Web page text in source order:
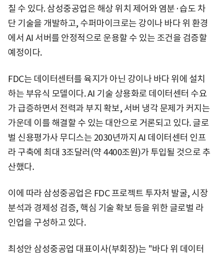
칠 수 있다. 삼성중공업은 해상 위치 제어와 염분·습도 차
단 기술을 개발하고, 수퍼마이크로는 강이나 바다 위 환경
에서 AI 서버를 안정적으로 운용할 수 있는 조건을 검증할
예정이다.
FDC는 데이터센터를 육지가 아닌 강이나 바다 위에 설치
하는 부유식 모델이다. AI 기술 상용화로 데이터센터 수요
가 급증하면서 전력과 부지 확보, 서버 냉각 문제가 커지는
가운데 이를 해결할 수 있는 대안으로 거론되고 있다. 글로
벌 신용평가사 무디스는 2030년까지 AI 데이터센터 인프
라 구축에 최대 3조달러(약 4400조원)가 투입될 것으로 추
산했다.
이에 따라 삼성중공업은 FDC 프로젝트 투자처 발굴, 시장
분석과 경제성 검증, 핵심 기술 확보 등을 위한 글로벌 라
인업을 구성하고 있다.
최성안 삼성중공업 대표이사(부회장)는 "바다 위 데이터